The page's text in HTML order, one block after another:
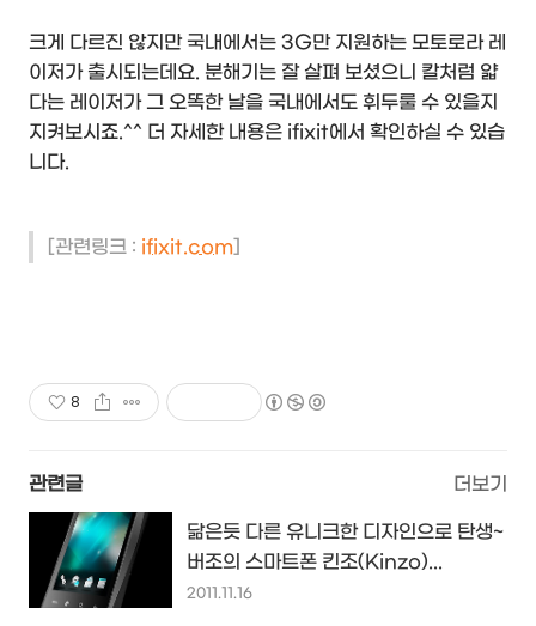
크게 다르진 않지만 국내에서는 3G만 지원하는 모토로라 레
이저가 출시되는데요. 분해기는 잘 살펴 보셨으니 칼처럼 얇
다는 레이저가 그 오똑한 날을 국내에서도 휘두룰 수 있을지
지켜보시죠.^^ 더 자세한 내용은 ifixit에서 확인하실 수 있습
니다.
[관련링크 : ifixit.com]
8
관련글 더보기
닮은듯 다른 유니크한 디자인으로 탄생~
버조의 스마트폰 킨조(Kinzo)...
2011.11.16